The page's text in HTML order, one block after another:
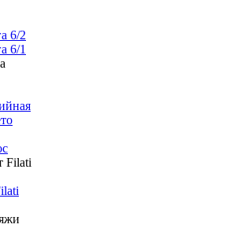
6/2
6/1